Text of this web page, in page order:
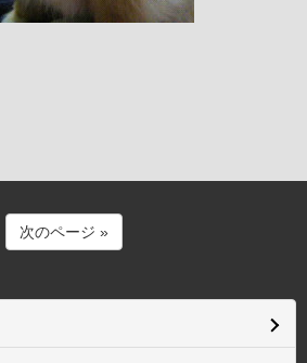
次のページ »